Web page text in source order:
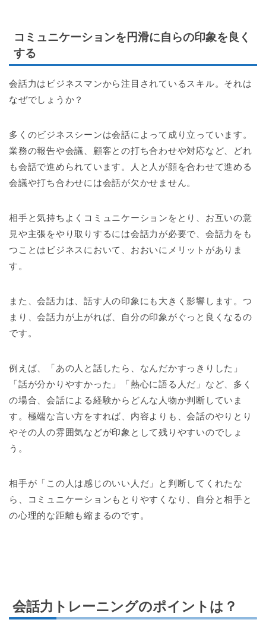
コミュニケーションを円滑に自らの印象を良く
する
会話力はビジネスマンから注目されているスキル。それは
なぜでしょうか？
多くのビジネスシーンは会話によって成り立っています。
業務の報告や会議、顧客との打ち合わせや対応など、どれ
も会話で進められています。人と人が顔を合わせて進める
会議や打ち合わせには会話が欠かせません。
相手と気持ちよくコミュニケーションをとり、お互いの意
見や主張をやり取りするには会話力が必要で、会話力をも
つことはビジネスにおいて、おおいにメリットがありま
す。
また、会話力は、話す人の印象にも大きく影響します。つ
まり、会話力が上がれば、自分の印象がぐっと良くなるの
です。
例えば、「あの人と話したら、なんだかすっきりした」
「話が分かりやすかった」「熱心に語る人だ」など、多く
の場合、会話による経験からどんな人物か判断していま
す。極端な言い方をすれば、内容よりも、会話のやりとり
やその人の雰囲気などが印象として残りやすいのでしょ
う。
相手が「この人は感じのいい人だ」と判断してくれたな
ら、コミュニケーションもとりやすくなり、自分と相手と
の心理的な距離も縮まるのです。
会話力トレーニングのポイントは？